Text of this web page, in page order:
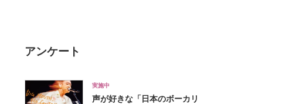
アンケート
実施中
声が好きな「日本のボーカリ